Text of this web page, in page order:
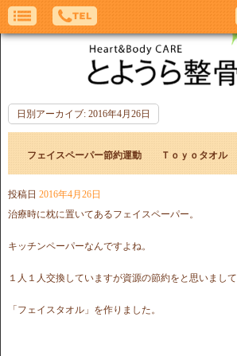
日別アーカイブ: 2016年4月26日
フェイスペーパー節約運動 Ｔｏｙｏタオル
投稿日 2016年4月26日
治療時に枕に置いてあるフェイスペーパー。
キッチンペーパーなんですよね。
１人１人交換していますが資源の節約をと思いまして
「フェイスタオル」を作りました。